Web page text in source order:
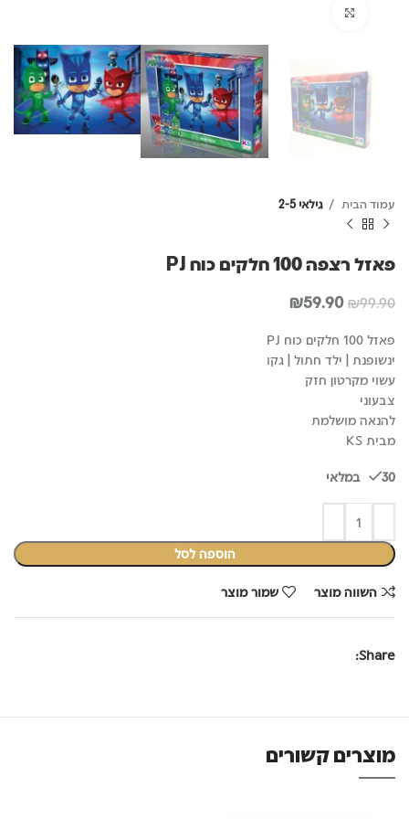
עמוד הבית גילאי 2-5
פאזל רצפה 100 חלקים כוח PJ
₪99.90
המחיר
היה:
₪99.90.
₪59.90
המחיר
הוא:
₪59.90.
פאזל 100 חלקים כוח PJ
ינשופנת | ילד חתול | גקו
עשוי מקרטון חזק
צבעוני
להנאה מושלמת
מבית KS
30 במלאי
הוספה לסל
השווה מוצר שמור מוצר
Share:
מוצרים קשורים